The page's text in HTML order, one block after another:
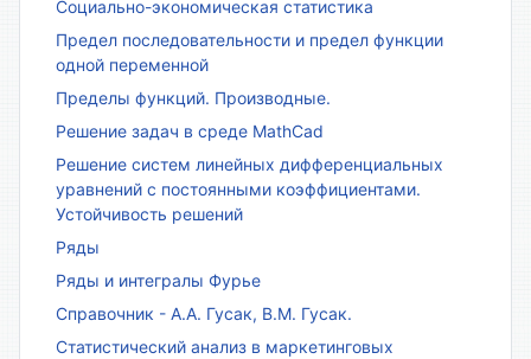
Социально-экономическая статистика
Предел последовательности и предел функции
одной переменной
Пределы функций. Производные.
Решение задач в среде MathCad
Решение систем линейных дифференциальных
уравнений с постоянными коэффициентами.
Устойчивость решений
Ряды
Ряды и интегралы Фурье
Справочник - А.А. Гусак, В.М. Гусак.
Статистический анализ в маркетинговых